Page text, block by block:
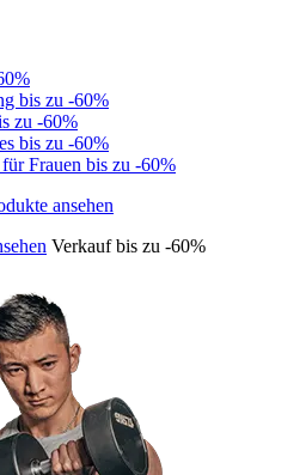
bis zu -60%
zu -60%
bis zu -60%
Frauen bis zu -60%
Verkauf bis zu -60%